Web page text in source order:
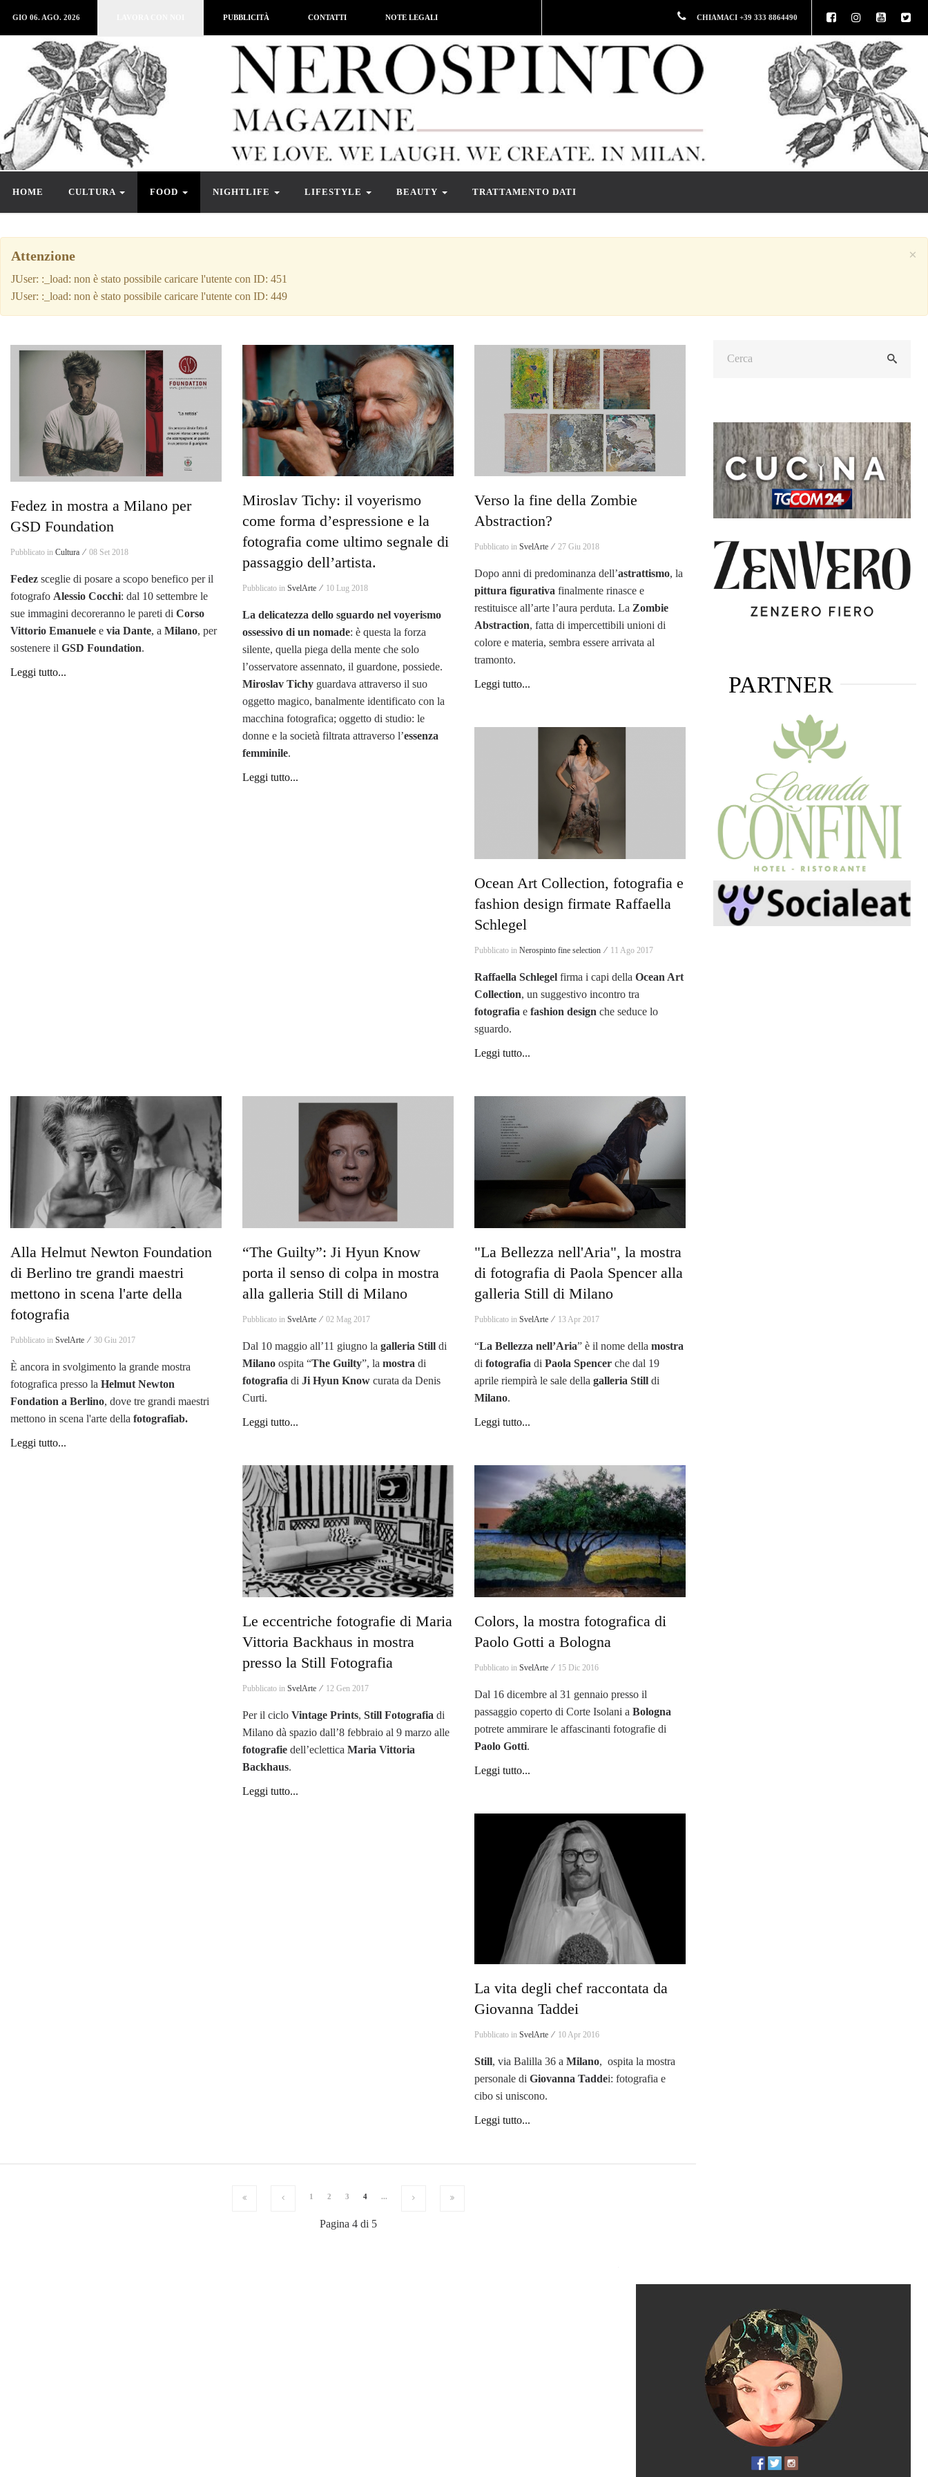
GIO 06. AGO. 2026 PUBBLICITÀ CONTATTI NOTE LEGALI CHIAMACI +39 333 8864490
HOME CULTURA FOOD NIGHTLIFE LIFESTYLE BEAUTY TRATTAMENTO DATI
×
Attenzione
JUser: :_load: non è stato possibile caricare l'utente con ID: 451
JUser: :_load: non è stato possibile caricare l'utente con ID: 449
Fedez in mostra a Milano per
GSD Foundation
Pubblicato in Cultura ⁄ 08 Set 2018
Fedez sceglie di posare a scopo benefico per il
fotografo Alessio Cocchi: dal 10 settembre le
sue immagini decoreranno le pareti di Corso
Vittorio Emanuele e via Dante, a Milano, per
sostenere il GSD Foundation.
Leggi tutto...
Miroslav Tichy: il voyerismo
come forma d’espressione e la
fotografia come ultimo segnale di
passaggio dell’artista.
Pubblicato in SvelArte ⁄ 10 Lug 2018
La delicatezza dello sguardo nel voyerismo
ossessivo di un nomade: è questa la forza
silente, quella piega della mente che solo
l’osservatore assennato, il guardone, possiede.
Miroslav Tichy guardava attraverso il suo
oggetto magico, banalmente identificato con la
macchina fotografica; oggetto di studio: le
donne e la società filtrata attraverso l’essenza
femminile.
Leggi tutto...
Verso la fine della Zombie
Abstraction?
Pubblicato in SvelArte ⁄ 27 Giu 2018
Dopo anni di predominanza dell’astrattismo, la
pittura figurativa finalmente rinasce e
restituisce all’arte l’aura perduta. La Zombie
Abstraction, fatta di impercettibili unioni di
colore e materia, sembra essere arrivata al
tramonto.
Leggi tutto...
Ocean Art Collection, fotografia e
fashion design firmate Raffaella
Schlegel
Pubblicato in Nerospinto fine selection ⁄ 11 Ago 2017
Raffaella Schlegel firma i capi della Ocean Art
Collection, un suggestivo incontro tra
fotografia e fashion design che seduce lo
sguardo.
Leggi tutto...
Alla Helmut Newton Foundation
di Berlino tre grandi maestri
mettono in scena l'arte della
fotografia
Pubblicato in SvelArte ⁄ 30 Giu 2017
È ancora in svolgimento la grande mostra
fotografica presso la Helmut Newton
Fondation a Berlino, dove tre grandi maestri
mettono in scena l'arte della fotografiab.
Leggi tutto...
“The Guilty”: Ji Hyun Know
porta il senso di colpa in mostra
alla galleria Still di Milano
Pubblicato in SvelArte ⁄ 02 Mag 2017
Dal 10 maggio all’11 giugno la galleria Still di
Milano ospita “The Guilty”, la mostra di
fotografia di Ji Hyun Know curata da Denis
Curti.
Leggi tutto...
"La Bellezza nell'Aria", la mostra
di fotografia di Paola Spencer alla
galleria Still di Milano
Pubblicato in SvelArte ⁄ 13 Apr 2017
“La Bellezza nell’Aria” è il nome della mostra
di fotografia di Paola Spencer che dal 19
aprile riempirà le sale della galleria Still di
Milano.
Leggi tutto...
Le eccentriche fotografie di Maria
Vittoria Backhaus in mostra
presso la Still Fotografia
Pubblicato in SvelArte ⁄ 12 Gen 2017
Per il ciclo Vintage Prints, Still Fotografia di
Milano dà spazio dall’8 febbraio al 9 marzo alle
fotografie dell’eclettica Maria Vittoria
Backhaus.
Leggi tutto...
Colors, la mostra fotografica di
Paolo Gotti a Bologna
Pubblicato in SvelArte ⁄ 15 Dic 2016
Dal 16 dicembre al 31 gennaio presso il
passaggio coperto di Corte Isolani a Bologna
potrete ammirare le affascinanti fotografie di
Paolo Gotti.
Leggi tutto...
La vita degli chef raccontata da
Giovanna Taddei
Pubblicato in SvelArte ⁄ 10 Apr 2016
Still, via Balilla 36 a Milano, ospita la mostra
personale di Giovanna Taddei: fotografia e
cibo si uniscono.
Leggi tutto...
1 2 3 4 ...
Pagina 4 di 5
PARTNER